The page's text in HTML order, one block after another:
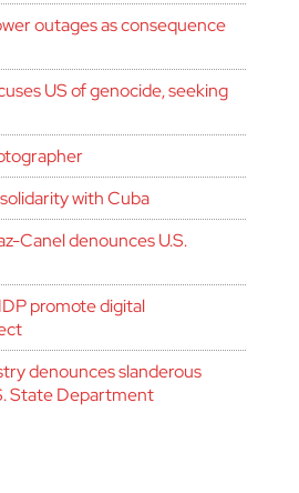
outages as consequence
US of genocide, seeking
with Cuba
Canel denounces U.S.
promote digital
denounces slanderous
State Department